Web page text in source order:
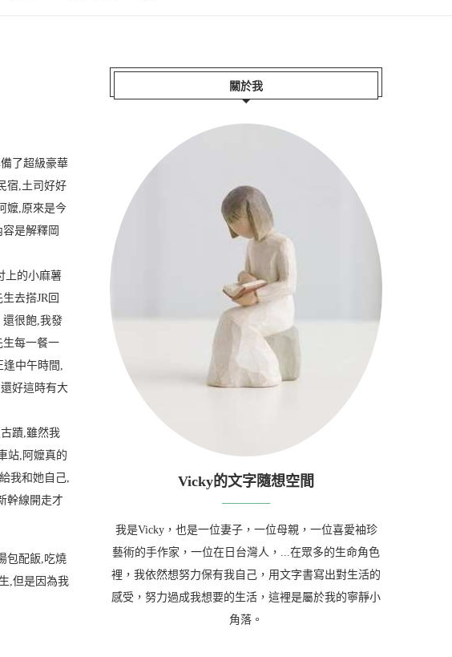
了超級豪華
宿,土司好好
嬤,原來是今
是解釋岡
上的小麻薯
去搭JR回
還很飽,我發
生每一餐一
逢中午時間,
還好這時有大
蹟,雖然我
站,阿嬤真的
我和她自己,
幹線開走才
包配飯,吃燒
,但是因為我
關於我
Vicky的文字隨想空間
我是Vicky，也是一位妻子，一位母親，一位喜愛袖珍
藝術的手作家，一位在日台灣人，...在眾多的生命角色
裡，我依然想努力保有我自己，用文字書寫出對生活的
感受，努力過成我想要的生活，這裡是屬於我的寧靜小
角落。